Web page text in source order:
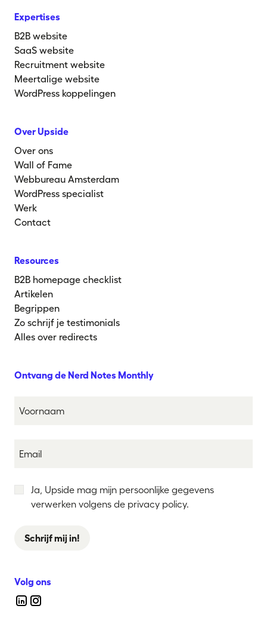
Expertises
B2B website
SaaS website
Recruitment website
Meertalige website
WordPress koppelingen
Ontvang de Nerd Notes Monthly
Ja, Upside mag mijn persoonlijke gegevens
verwerken volgens de privacy policy.
Schrijf mij in!
Over Upside
Over ons
Wall of Fame
Webbureau Amsterdam
WordPress specialist
Werk
Contact
Resources
B2B homepage checklist
Artikelen
Begrippen
Zo schrijf je testimonials
Alles over redirects
Volg ons